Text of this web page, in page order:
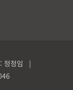
: 정정임 |